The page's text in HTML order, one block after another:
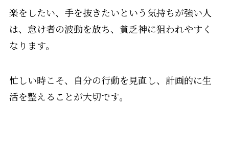
楽をしたい、手を抜きたいという気持ちが強い人
は、怠け者の波動を放ち、貧乏神に狙われやすく
なります。
忙しい時こそ、自分の行動を見直し、計画的に生
活を整えることが大切です。